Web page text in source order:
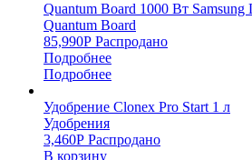
Quantum Board 1000 Вт
Quantum Board
85,990Р Распродано
Подробнее
Подробнее
Удобрение Clonex Pro Start 1 л
Удобрения
3,460Р Распродано
В корзину